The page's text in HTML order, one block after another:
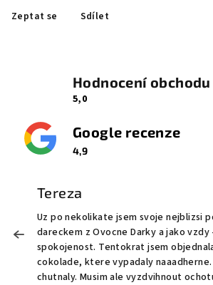
Zeptat se Sdílet
Hodnocení obchodu
5,0
Google recenze
4,9
Tereza
Uz po nekolikate jsem svoje nejblizsi
dareckem z Ovocne Darky a jako vzdy - naprosta
spokojenost. Tentokrat jsem
cokolade, ktere vypadaly naaadherne. Verim, ze i tak
chutnaly. Musim ale vyzdvihnout